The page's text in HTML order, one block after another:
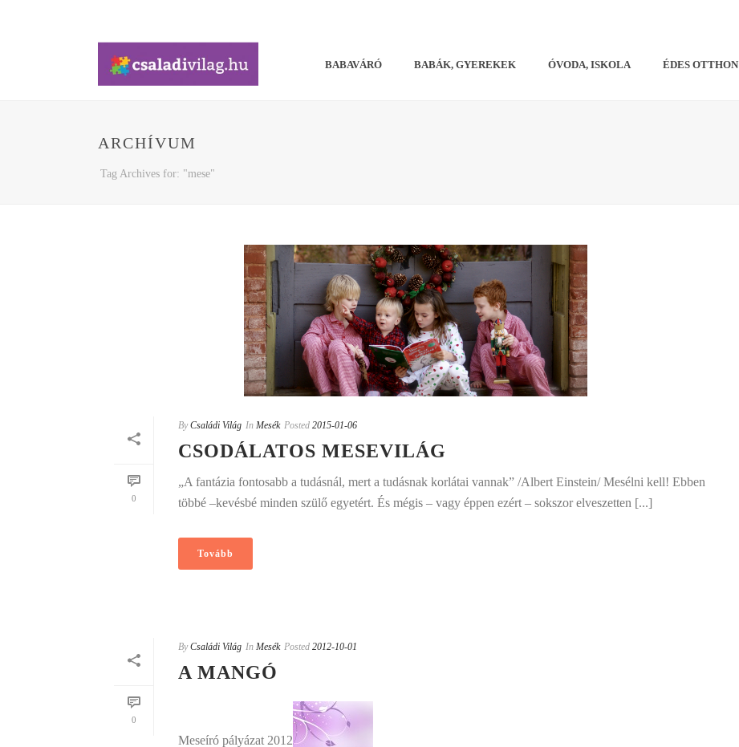
BABAVÁRÓ BABÁK, GYEREKEK ÓVODA, ISKOLA ÉDES OTTHON
ARCHÍVUM
Tag Archives for: "mese"
0
By Családi Világ In Mesék Posted 2015-01-06
CSODÁLATOS MESEVILÁG
„A fantázia fontosabb a tudásnál, mert a tudásnak korlátai vannak” /Albert Einstein/ Mesélni kell! Ebben
többé –kevésbé minden szülő egyetért. És mégis – vagy éppen ezért – sokszor elveszetten [...]
Tovább
0
By Családi Világ In Mesék Posted 2012-10-01
A MANGÓ
Meseíró pályázat 2012